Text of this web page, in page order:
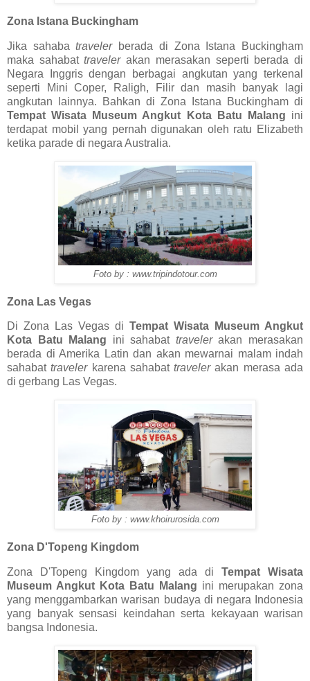
Zona Istana Buckingham
Jika sahabatravelerberada di Zona Istana Buckingham
maka sahabattravelerakan merasakan seperti berada di
Negara Inggris dengan berbagai angkutan yang terkenal
seperti Mini Coper, Raligh, Filir dan masih banyak lagi
angkutan lainnya. Bahkan di Zona Istana Buckingham di
Tempat Wisata Museum Angkut Kota Batu Malang ini
terdapat mobil yang pernah digunakan oleh ratu Elizabeth
ketika parade di negara Australia.
Foto by : www.tripindotour.com
Zona Las Vegas
Di Zona Las Vegas di Tempat Wisata Museum Angkut
Kota Batu Malang ini sahabat travelerakan merasakan
berada di Amerika Latin dan akan mewarnai malam indah
sahabattravelerkarena sahabattravelerakan merasa ada
di gerbang Las Vegas.
Foto by : www.khoirurosida.com
Zona D'Topeng Kingdom
Zona D'Topeng Kingdom yang ada di Tempat Wisata
Museum Angkut Kota Batu Malang ini merupakan zona
yang menggambarkan warisan budaya di negara Indonesia
yang banyak sensasi keindahan serta kekayaan warisan
bangsa Indonesia.